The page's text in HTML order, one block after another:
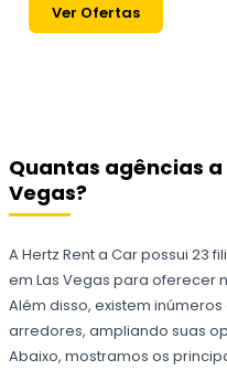
Ver Ofertas
Quantas agências a
Vegas?
A Hertz Rent a Car possui 23
em Las Vegas para oferecer
Além disso, existem
arredores, ampliando suas
Abaixo, mostramos os